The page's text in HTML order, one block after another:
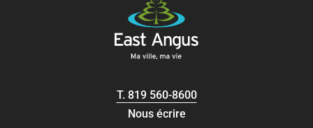
T. 819 560-8600
Nous écrire